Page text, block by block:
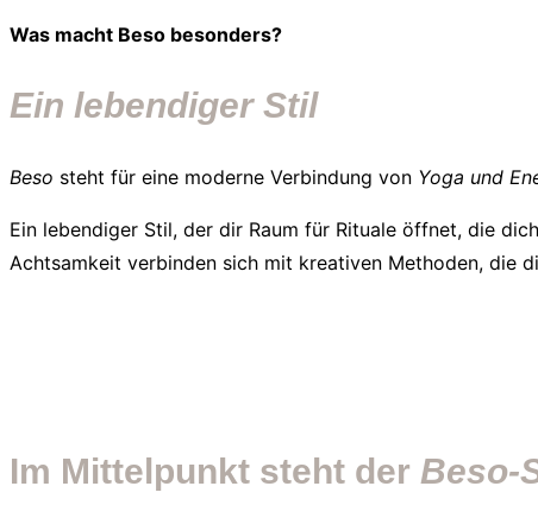
Was macht Beso besonders?
Ein lebendiger Stil
Beso steht für eine moderne Verbindung von Yoga und
Ein lebendiger Stil, der dir Raum für Rituale öffnet, die
Achtsamkeit verbinden sich mit kreativen Methoden, die
Im Mittelpunkt steht der Beso-